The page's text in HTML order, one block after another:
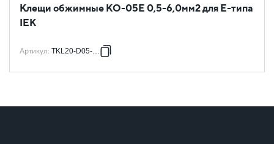
Клещи обжимные КО-05Е 0,5-6,0мм2 для Е-типа
IEK
Артикул: TKL20-D05-006